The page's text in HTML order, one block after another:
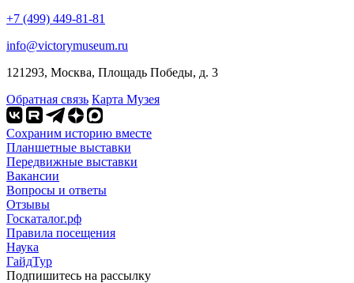
+7 (499) 449-81-81
info@victorymuseum.ru
121293, Москва, Площадь Победы, д. 3
Обратная связь Карта Музея
Сохраним историю вместе
Планшетные выставки
Передвижные выставки
Вакансии
Вопросы и ответы
Отзывы
Госкаталог.рф
Правила посещения
Наука
ГайдТур
Подпишитесь на рассылку